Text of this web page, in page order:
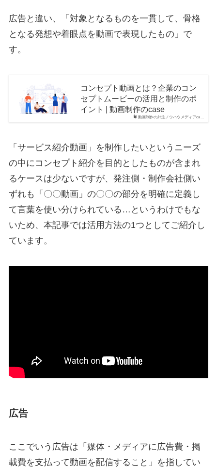
広告と違い、「対象となるものを一貫して、骨格
となる発想や着眼点を動画で表現したもの」で
す。
動画制作の外注ノウハウメディアca…
コンセプト動画とは？企業のコン
セプトムービーの活用と制作のポ
イント | 動画制作のcase
「サービス紹介動画」を制作したいというニーズ
の中にコンセプト紹介を目的としたものが含まれ
るケースは少ないですが、発注側・制作会社側い
ずれも「〇〇動画」の〇〇の部分を明確に定義し
て言葉を使い分けられている…というわけでもな
いため、本記事では活用方法の1つとしてご紹介し
ています。
広告
ここでいう広告は「媒体・メディアに広告費・掲
載費を支払って動画を配信すること」を指してい